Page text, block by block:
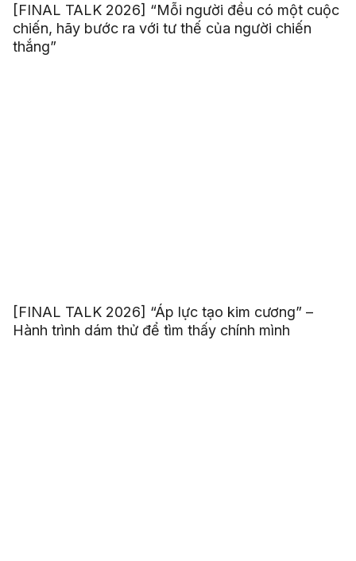
[FINAL TALK 2026] “Mỗi người đều có một cuộc
chiến, hãy bước ra với tư thế của người chiến
thắng”
[FINAL TALK 2026] “Áp lực tạo kim cương” –
Hành trình dám thử để tìm thấy chính mình